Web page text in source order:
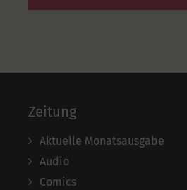
Zeitung
Aktuelle Monatsausgabe
Audio
Comics